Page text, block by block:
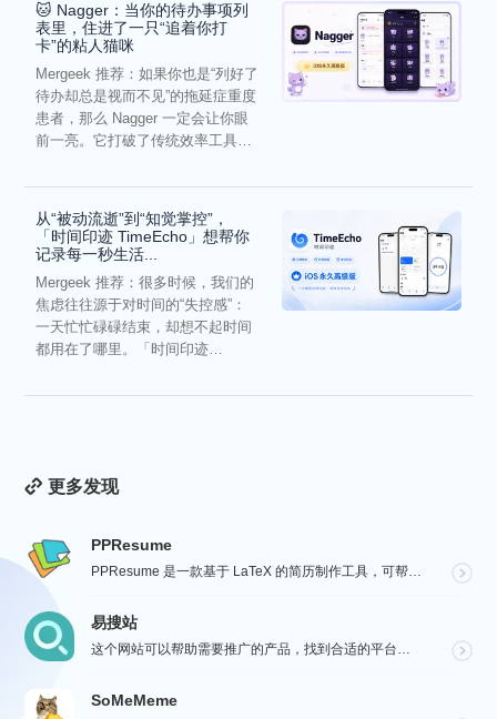
🐱 Nagger：当你的待办事项列
表里，住进了一只“追着你打
卡”的粘人猫咪
Mergeek 推荐：如果你也是“列好了
待办却总是视而不见”的拖延症重度
患者，那么 Nagger 一定会让你眼
前一亮。它打破了传统效率工具冰
从“被动流逝”到“知觉掌控”，
「时间印迹 TimeEcho」想帮你
记录每一秒生活...
Mergeek 推荐：很多时候，我们的
焦虑往往源于对时间的“失控感”：
一天忙忙碌碌结束，却想不起时间
都用在了哪里。「时间印迹
更多发现
PPResume
PPResume 是一款基于 LaTeX 的简历制作工具，可帮助用户在几分钟内快速制作精美、排版良好...
易搜站
这个网站可以帮助需要推广的产品，找到合适的平台进行沟通与投放，通过【预览图】与【SEO 流量数据】展...
SoMeMeme